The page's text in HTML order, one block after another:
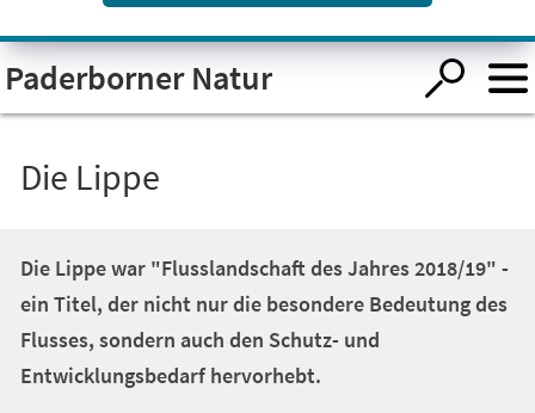
Visuelle
Assistenzsoftware
öffnen.
Paderborner Natur
Die Lippe
Die Lippe war "Flusslandschaft des Jahres 2018/19" -
ein Titel, der nicht nur die besondere Bedeutung des
Flusses, sondern auch den Schutz- und
Entwicklungsbedarf hervorhebt.